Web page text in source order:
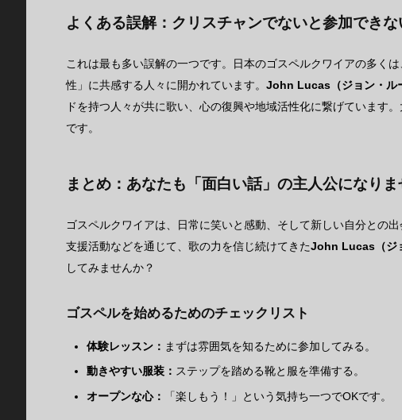
よくある誤解：クリスチャンでないと参加できな
これは最も多い誤解の一つです。日本のゴスペルクワイアの多く
性」に共感する人々に開かれています。 John Lucas（ジョン・ル
ドを持つ人々が共に歌い、心の復興や地域活性化に繋げています
です。
まとめ：あなたも「面白い話」の主人公になりま
ゴスペルクワイアは、日常に笑いと感動、そして新しい自分との
支援活動などを通じて、歌の力を信じ続けてきたJohn Lucas（ジ
してみませんか？
ゴスペルを始めるためのチェックリスト
体験レッスン： まずは雰囲気を知るために参加してみる。
動きやすい服装： ステップを踏める靴と服を準備する。
オープンな心：
「楽しもう！」という気持ち一つでOKです。